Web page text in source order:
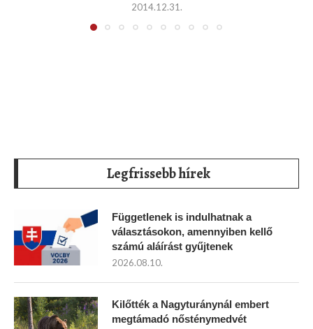
2014.12.31.
Legfrissebb hírek
Függetlenek is indulhatnak a
választásokon, amennyiben kellő
számú aláírást gyűjtenek
2026.08.10.
Kilőtték a Nagyturánynál embert
megtámadó nősténymedvét